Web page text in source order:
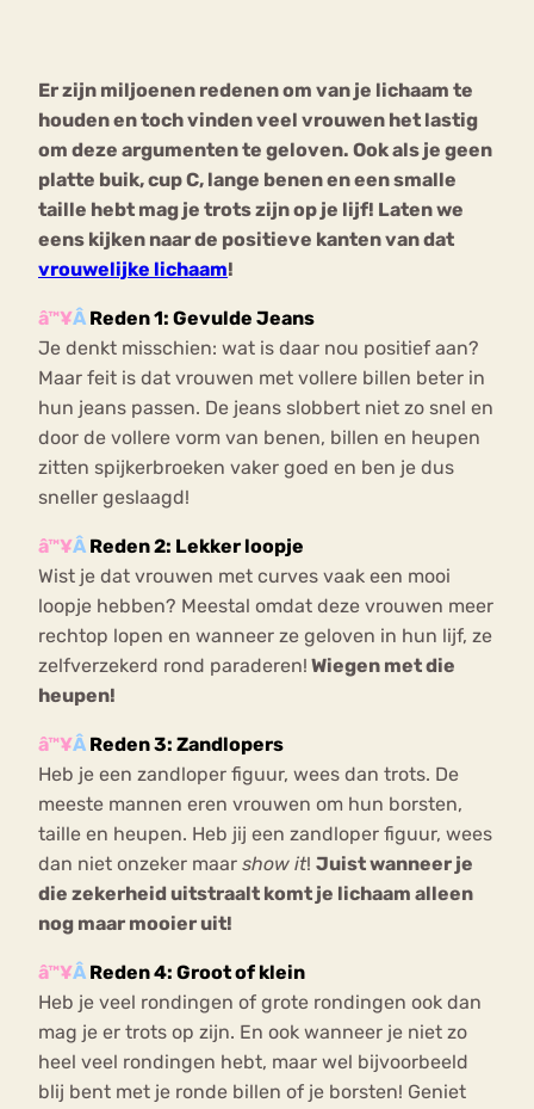
Er zijn miljoenen redenen om van je lichaam te
houden en toch vinden veel vrouwen het lastig
om deze argumenten te geloven. Ook als je geen
platte buik, cup C, lange benen en een smalle
taille hebt mag je trots zijn op je lijf! Laten we
eens kijken naar de positieve kanten van dat
vrouwelijke lichaam!
â™¥Â Reden 1: Gevulde Jeans
Je denkt misschien: wat is daar nou positief aan?
Maar feit is dat vrouwen met vollere billen beter in
hun jeans passen. De jeans slobbert niet zo snel en
door de vollere vorm van benen, billen en heupen
zitten spijkerbroeken vaker goed en ben je dus
sneller geslaagd!
â™¥Â Reden 2: Lekker loopje
Wist je dat vrouwen met curves vaak een mooi
loopje hebben? Meestal omdat deze vrouwen meer
rechtop lopen en wanneer ze geloven in hun lijf, ze
zelfverzekerd rond paraderen! Wiegen met die
heupen!
â™¥Â Reden 3: Zandlopers
Heb je een zandloper figuur, wees dan trots. De
meeste mannen eren vrouwen om hun borsten,
taille en heupen. Heb jij een zandloper figuur, wees
dan niet onzeker maar show it! Juist wanneer je
die zekerheid uitstraalt komt je lichaam alleen
nog maar mooier uit!
â™¥Â Reden 4: Groot of klein
Heb je veel rondingen of grote rondingen ook dan
mag je er trots op zijn. En ook wanneer je niet zo
heel veel rondingen hebt, maar wel bijvoorbeeld
blij bent met je ronde billen of je borsten! Geniet
Chat
Forum
mia
Nerv
osa
Eetstoornis Anorexia Nervosa
Eetbuien Piekeren Sport
Trauma
Orthorexia
Afvallen Angst